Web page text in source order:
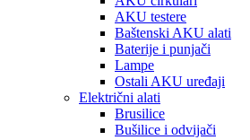
AKU testere
Baštenski AKU alati
Baterije i punjači
Lampe
Ostali AKU uređaji
Električni alati
Brusilice
Bušilice i odvijači